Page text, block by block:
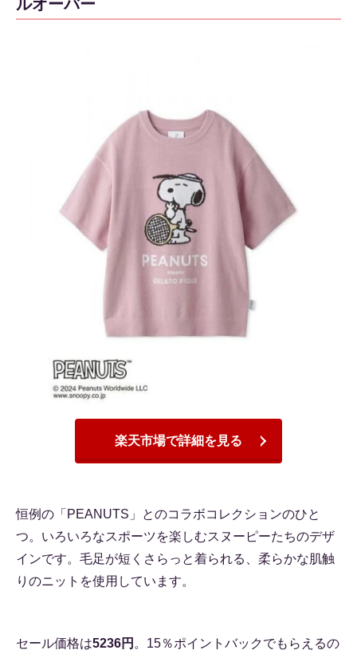
ルオーバー
楽天市場で詳細を見る
恒例の「PEANUTS」とのコラボコレクションのひと
つ。いろいろなスポーツを楽しむスヌーピーたちのデザ
インです。毛足が短くさらっと着られる、柔らかな肌触
りのニットを使用しています。
セール価格は5236円 。15％ポイントバックでもらえるの